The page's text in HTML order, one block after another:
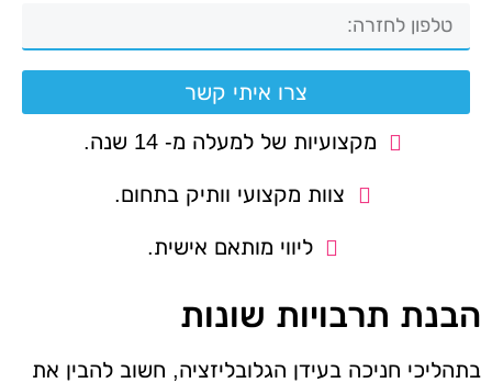
צרו איתי קשר
מקצועיות של למעלה מ- 14 שנה.
צוות מקצועי וותיק בתחום.
ליווי מותאם אישית.
הבנת תרבויות שונות
בתהליכי חניכה בעידן הגלובליזציה, חשוב להבין את